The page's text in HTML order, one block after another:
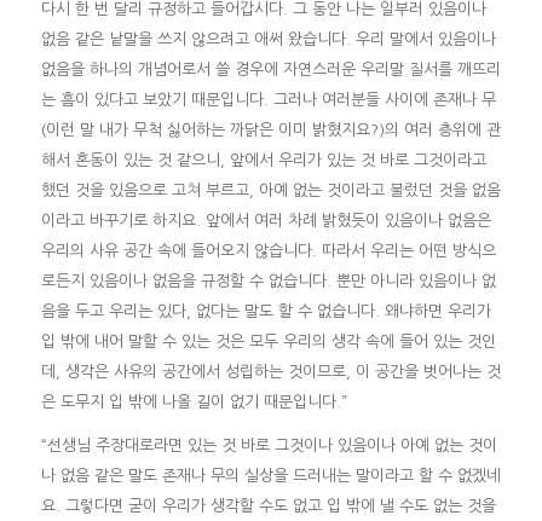
다시 한 번 달리 규정하고 들어갑시다. 그 동안 나는 일부러 있음이나
없음 같은 낱말을 쓰지 않으려고 애써 왔습니다. 우리 말에서 있음이나
없음을 하나의 개념어로서 쓸 경우에 자연스러운 우리말 질서를 깨뜨리
는 흠이 있다고 보았기 때문입니다. 그러나 여러분들 사이에 존재나 무
(이런 말 내가 무척 싫어하는 까닭은 이미 밝혔지요?)의 여러 층위에 관
해서 혼동이 있는 것 같으니, 앞에서 우리가 있는 것 바로 그것이라고
했던 것을 있음으로 고쳐 부르고, 아예 없는 것이라고 불렀던 것을 없음
이라고 바꾸기로 하지요. 앞에서 여러 차례 밝혔듯이 있음이나 없음은
우리의 사유 공간 속에 들어오지 않습니다. 따라서 우리는 어떤 방식으
로든지 있음이나 없음을 규정할 수 없습니다. 뿐만 아니라 있음이나 없
음을 두고 우리는 있다, 없다는 말도 할 수 없습니다. 왜냐하면 우리가
입 밖에 내어 말할 수 있는 것은 모두 우리의 생각 속에 들어 있는 것인
데, 생각은 사유의 공간에서 성립하는 것이므로, 이 공간을 벗어나는 것
은 도무지 입 밖에 나올 길이 없기 때문입니다.”
“선생님 주장대로라면 있는 것 바로 그것이나 있음이나 아예 없는 것이
나 없음 같은 말도 존재나 무의 실상을 드러내는 말이라고 할 수 없겠네
요. 그렇다면 굳이 우리가 생각할 수도 없고 입 밖에 낼 수도 없는 것을